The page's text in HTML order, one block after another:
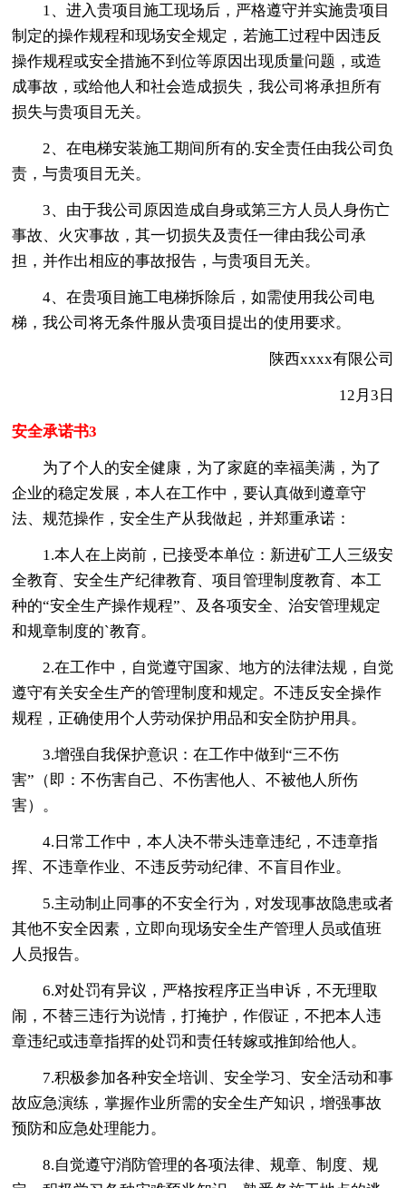
1、进入贵项目施工现场后，严格遵守并实施贵项目
制定的操作规程和现场安全规定，若施工过程中因违反
操作规程或安全措施不到位等原因出现质量问题，或造
成事故，或给他人和社会造成损失，我公司将承担所有
损失与贵项目无关。
2、在电梯安装施工期间所有的.安全责任由我公司负
责，与贵项目无关。
3、由于我公司原因造成自身或第三方人员人身伤亡
事故、火灾事故，其一切损失及责任一律由我公司承
担，并作出相应的事故报告，与贵项目无关。
4、在贵项目施工电梯拆除后，如需使用我公司电
梯，我公司将无条件服从贵项目提出的使用要求。
陕西xxxx有限公司
12月3日
安全承诺书3
为了个人的安全健康，为了家庭的幸福美满，为了
企业的稳定发展，本人在工作中，要认真做到遵章守
法、规范操作，安全生产从我做起，并郑重承诺：
1.本人在上岗前，已接受本单位：新进矿工人三级安
全教育、安全生产纪律教育、项目管理制度教育、本工
种的“安全生产操作规程”、及各项安全、治安管理规定
和规章制度的`教育。
2.在工作中，自觉遵守国家、地方的法律法规，自觉
遵守有关安全生产的管理制度和规定。不违反安全操作
规程，正确使用个人劳动保护用品和安全防护用具。
3.增强自我保护意识：在工作中做到“三不伤
害”（即：不伤害自己、不伤害他人、不被他人所伤
害）。
4.日常工作中，本人决不带头违章违纪，不违章指
挥、不违章作业、不违反劳动纪律、不盲目作业。
5.主动制止同事的不安全行为，对发现事故隐患或者
其他不安全因素，立即向现场安全生产管理人员或值班
人员报告。
6.对处罚有异议，严格按程序正当申诉，不无理取
闹，不替三违行为说情，打掩护，作假证，不把本人违
章违纪或违章指挥的处罚和责任转嫁或推卸给他人。
7.积极参加各种安全培训、安全学习、安全活动和事
故应急演练，掌握作业所需的安全生产知识，增强事故
预防和应急处理能力。
8.自觉遵守消防管理的各项法律、规章、制度、规